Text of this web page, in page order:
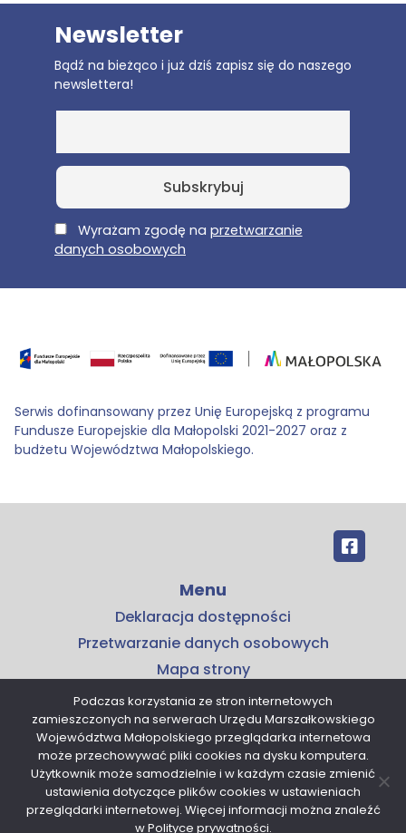
Newsletter
Bądź na bieżąco i już dziś zapisz się do naszego
newslettera!
E-MailWyrażam zgodę na przetwarzanie
danych osobowych
Serwis dofinansowany przez Unię Europejską z programu
Fundusze Europejskie dla Małopolski 2021-2027 oraz z
budżetu Województwa Małopolskiego.
Menu
Deklaracja dostępności
Przetwarzanie danych osobowych
Mapa strony
Kontakt
Kontakt
Małopolskie Centrum Przedsiębiorczości
ul. Armii Krajowej 16
30-150 Kraków
tel. 12 376 91 00
Podczas korzystania ze stron internetowych
zamieszczonych na serwerach Urzędu Marszałkowskiego
Województwa Małopolskiego przeglądarka internetowa
może przechowywać pliki cookies na dysku komputera.
Użytkownik może samodzielnie i w każdym czasie zmienić
ustawienia dotyczące plików cookies w ustawieniach
przeglądarki internetowej. Więcej informacji można znaleźć
w Polityce prywatności.